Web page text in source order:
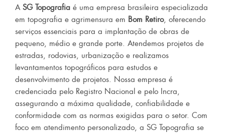
A SG Topografia é uma empresa brasileira especializada
em topografia e agrimensura em Bom Retiro, oferecendo
serviços essenciais para a implantação de obras de
pequeno, médio e grande porte. Atendemos projetos de
estradas, rodovias, urbanização e realizamos
levantamentos topográficos para estudos e
desenvolvimento de projetos. Nossa empresa é
credenciada pelo Registro Nacional e pelo Incra,
assegurando a máxima qualidade, confiabilidade e
conformidade com as normas exigidas para o setor. Com
foco em atendimento personalizado, a SG Topografia se